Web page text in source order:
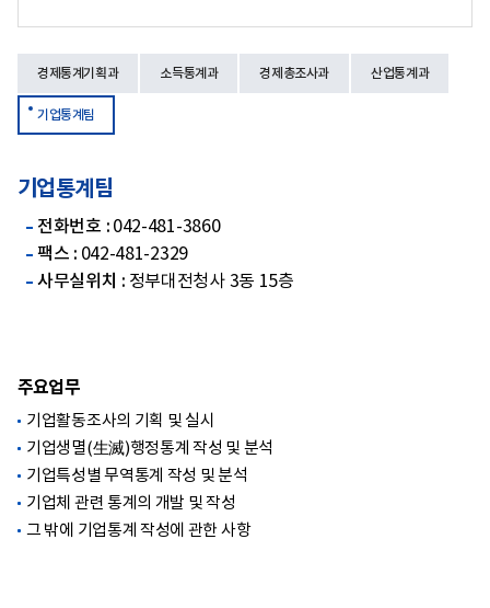
경제통계기획과 소득통계과 경제총조사과 산업통계과
기업통계팀
기업통계팀
전화번호 : 042-481-3860
팩스 : 042-481-2329
사무실위치 : 정부대전청사 3동 15층
주요업무
기업활동조사의 기획 및 실시
기업생멸(生滅)행정통계 작성 및 분석
기업특성별 무역통계 작성 및 분석
기업체 관련 통계의 개발 및 작성
그 밖에 기업통계 작성에 관한 사항